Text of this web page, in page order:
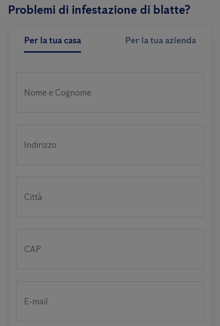
Problemi di infestazione di blatte?
Per la tua casa Per la tua azienda
Nome e Cognome
Indirizzo
Città
CAP
E-mail